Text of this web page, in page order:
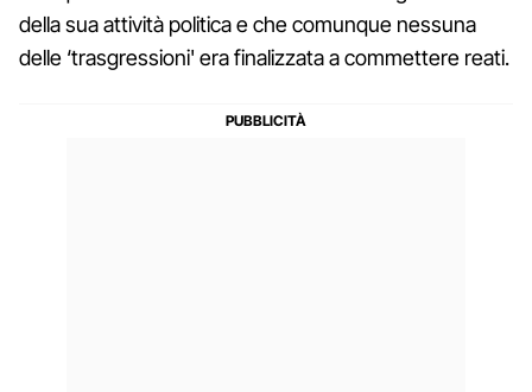
della sua attività politica e che comunque nessuna
delle ‘trasgressioni' era finalizzata a commettere reati.